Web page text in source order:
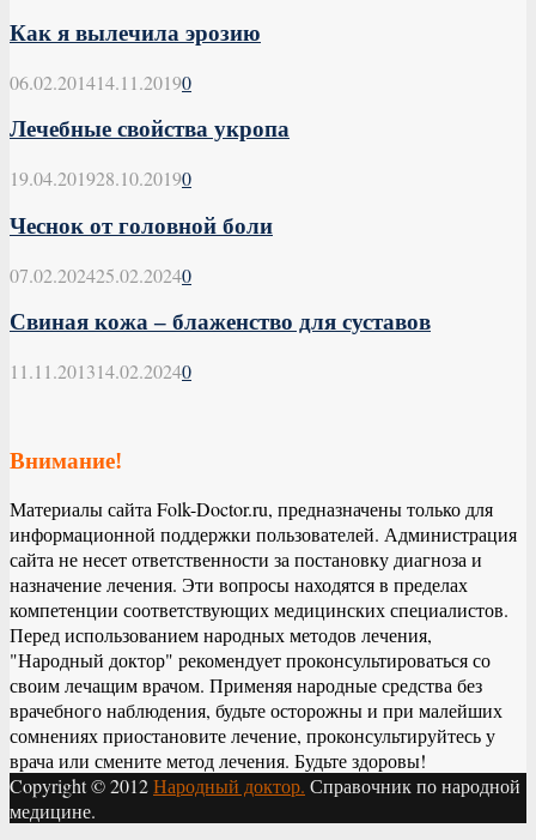
Как я вылечила эрозию
06.02.201414.11.20190
Лечебные свойства укропа
19.04.201928.10.20190
Чеснок от головной боли
07.02.202425.02.20240
Свиная кожа – блаженство для суставов
11.11.201314.02.20240
Внимание!
Материалы сайта Folk-Doctor.ru, предназначены только для
информационной поддержки пользователей. Администрация
сайта не несет ответственности за постановку диагноза и
назначение лечения. Эти вопросы находятся в пределах
компетенции соответствующих медицинских специалистов.
Перед использованием народных методов лечения,
"Народный доктор" рекомендует проконсультироваться со
своим лечащим врачом. Применяя народные средства без
врачебного наблюдения, будьте осторожны и при малейших
сомнениях приостановите лечение, проконсультируйтесь у
врача или смените метод лечения. Будьте здоровы!
Copyright © 2012Народный доктор. Справочник по народной
медицине.